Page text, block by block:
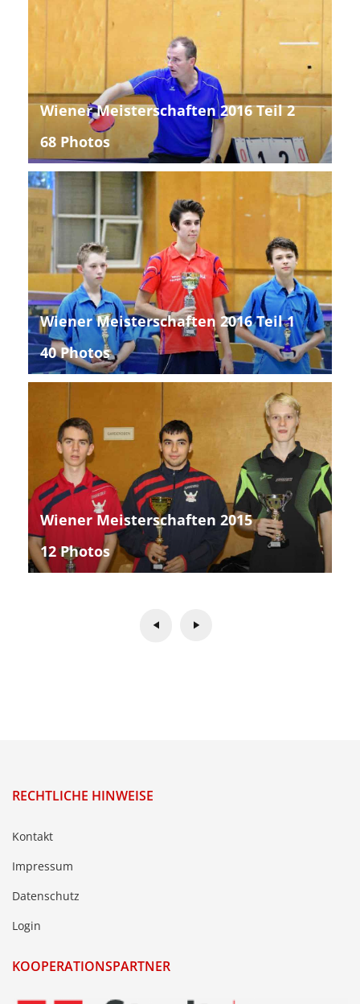
Wiener Meisterschaften 2016 Teil 2
68 Photos
Wiener Meisterschaften 2016 Teil 1
40 Photos
Wiener Meisterschaften 2015
12 Photos
RECHTLICHE HINWEISE
Kontakt
Impressum
Datenschutz
Login
KOOPERATIONSPARTNER